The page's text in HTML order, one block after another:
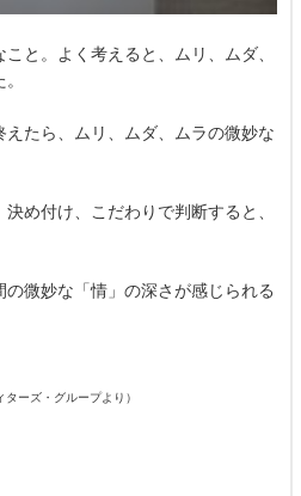
と。よく考えると、ムリ、ムダ、
たら、ムリ、ムダ、ムラの微妙な
め付け、こだわりで判断すると、
微妙な「情」の深さが感じられる
ーズ・グループより）